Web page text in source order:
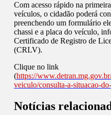
Com acesso rápido na
veículos, o cidadão poderá
preenchendo um formulário
chassi e a placa do veículo,
Certificado de Registro de
(CRLV).
Clique no link
(https://
veiculo/consulta-a-situacao-
Notícias